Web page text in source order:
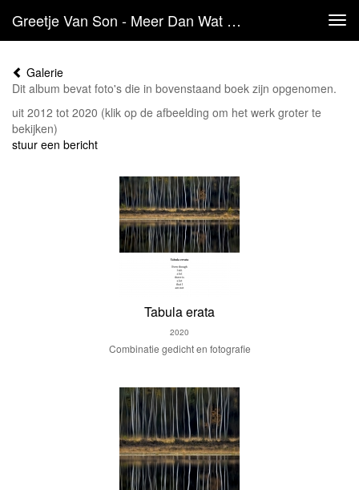
Greetje Van Son - Meer Dan Wat Het Oog Ziet
Galerie
Dit album bevat foto's die in bovenstaand boek zijn opgenomen.
uit 2012 tot 2020 (klik op de afbeelding om het werk groter te
bekijken)
stuur een bericht
Tabula erata
2020
Combinatie gedicht en fotografie